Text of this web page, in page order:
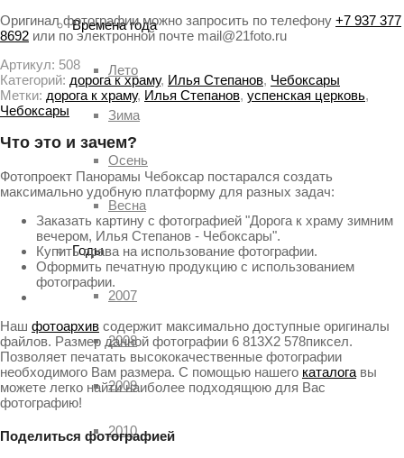
Времена года
Лето
Зима
Осень
Весна
Годы
2007
2008
2009
2010
Оригинал фотографии можно запросить по телефону +7 937 377
8692 или по электронной почте mail@21foto.ru
Артикул: 508
Категорий: дорога к храму, Илья Степанов, Чебоксары
Метки: дорога к храму, Илья Степанов, успенская церковь,
Чебоксары
Что это и зачем?
Фотопроект Панорамы Чебоксар постарался создать
максимально удобную платформу для разных задач:
Заказать картину с фотографией "Дорога к храму зимним
вечером, Илья Степанов - Чебоксары".
Купить права на использование фотографии.
Оформить печатную продукцию с использованием
фотографии.
Наш фотоархив содержит максимально доступные оригиналы
файлов. Размер данной фотографии 6 813X2 578пиксел.
Позволяет печатать высококачественные фотографии
необходимого Вам размера. С помощью нашего каталога вы
можете легко найти наиболее подходящюю для Вас
фотографию!
Поделиться фотографией